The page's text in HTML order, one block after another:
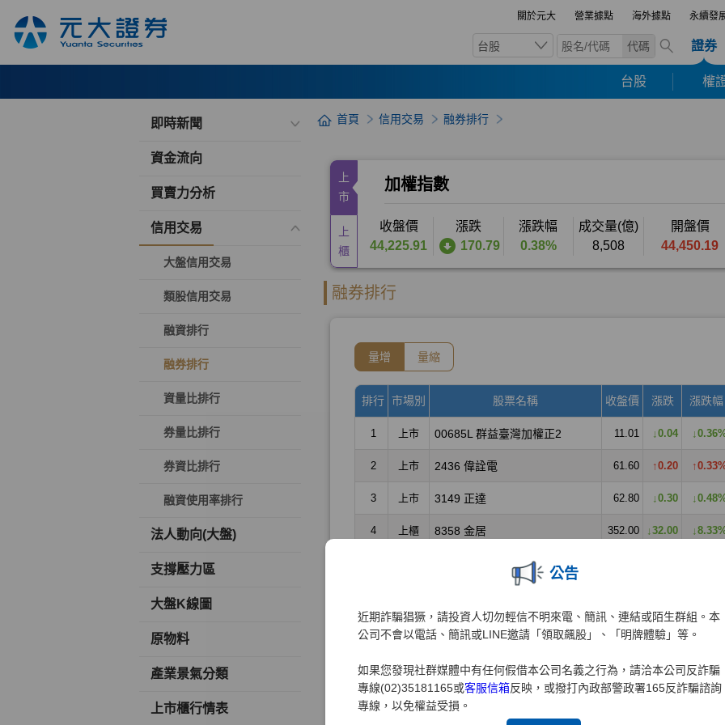
關於元大 營業據點 海外據點 永續發
台股 代碼 證券
台股 權
公告
近期詐騙猖獗，請投資人切勿輕信不明來電、簡訊、連結或陌生群組。本
公司不會以電話、簡訊或LINE邀請「領取飆股」、「明牌體驗」等。
如果您發現社群媒體中有任何假借本公司名義之行為，請洽本公司反詐騙
專線(02)35181165或客服信箱反映，或撥打內政部警政署165反詐騙諮詢
專線，以免權益受損。
即時新聞
資金流向
買賣力分析
信用交易
大盤信用交易
類股信用交易
融資排行
融券排行
資量比排行
券量比排行
券資比排行
融資使用率排行
法人動向(大盤)
支撐壓力區
大盤K線圖
原物料
產業景氣分類
上市櫃行情表
首頁 信用交易 融券排行